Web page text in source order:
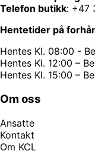
Telefon butikk: +47
Hentetider på
Hentes Kl. 08:00 -
Hentes Kl. 12:00 –
Hentes Kl. 15:00 –
Om oss
Ansatte
Kontakt
Om KCL